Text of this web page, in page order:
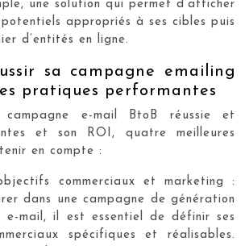
une solution qui permet d’afficher
appropriés à ses cibles puis
d’entités en ligne.
sa campagne emailing
pratiques performantes
e-mail BtoB réussie et
et son ROI, quatre meilleures
en compte :
commerciaux et marketing :
dans une campagne de génération
mail, il est essentiel de définir ses
spécifiques et réalisables.